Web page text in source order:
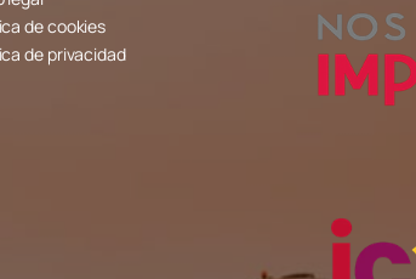
de cookies
de privacidad